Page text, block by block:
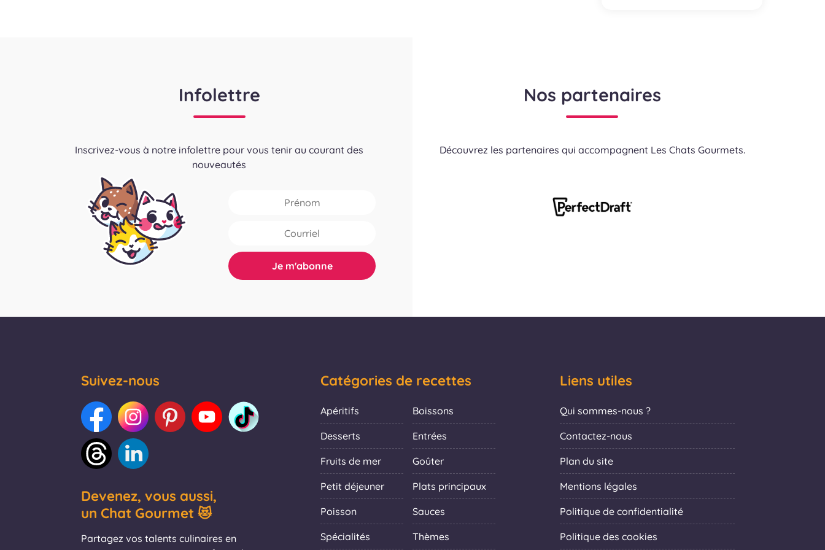
Infolettre
Inscrivez-vous à notre infolettre pour vous tenir au courant des
nouveautés
Nos partenaires
Découvrez les partenaires qui accompagnent Les Chats Gourmets.
Suivez-nous
Devenez, vous aussi,
un Chat Gourmet 😻
Partagez vos talents culinaires en
Catégories de recettes
Apéritifs Boissons
Desserts Entrées
Fruits de mer Goûter
Petit déjeuner Plats principaux
Poisson Sauces
Spécialités Thèmes
Liens utiles
Qui sommes-nous ?
Contactez-nous
Plan du site
Mentions légales
Politique de confidentialité
Politique des cookies